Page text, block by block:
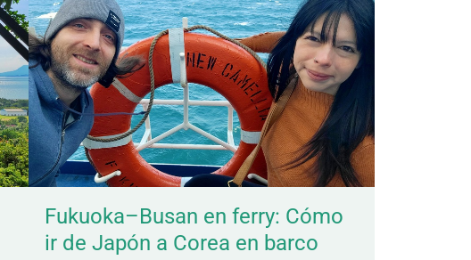
Fukuoka–Busan en ferry: Cómo
ir de Japón a Corea en barco